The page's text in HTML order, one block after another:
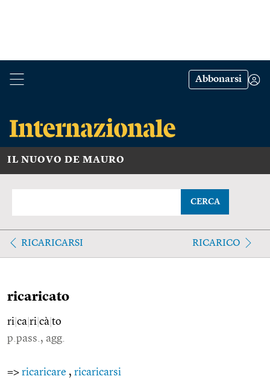
Abbonarsi
IL NUOVO DE MAURO
CERCA
RICARICARSI RICARICO
ricaricato
ri ca ri cà to
p.pass., agg.
=> ricaricare , ricaricarsi